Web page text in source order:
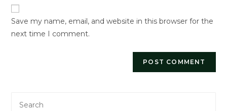
URL
(optional)
Save my name, email, and website in this browser for the
next time I comment.